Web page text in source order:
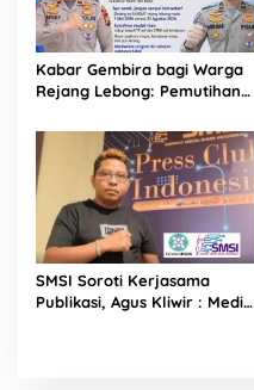
Kabar Gembira bagi Warga
Rejang Lebong: Pemutihan
Dibuka Mulai Mei 2026
SMSI Soroti Kerjasama
Publikasi, Agus Kliwir : Media